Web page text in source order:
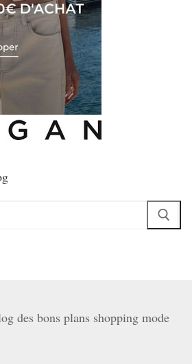
des bons plans shopping mode